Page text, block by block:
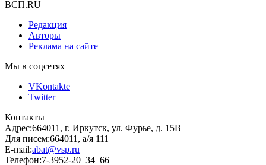
ВСП.RU
Редакция
Авторы
Реклама на сайте
Мы в соцсетях
VKontakte
Twitter
Контакты
Адрес:664011, г. Иркутск, ул. Фурье, д. 15В
Для писем:664011, а/я 111
E-mail:abat@vsp.ru
Телефон:7-3952-20–34–66